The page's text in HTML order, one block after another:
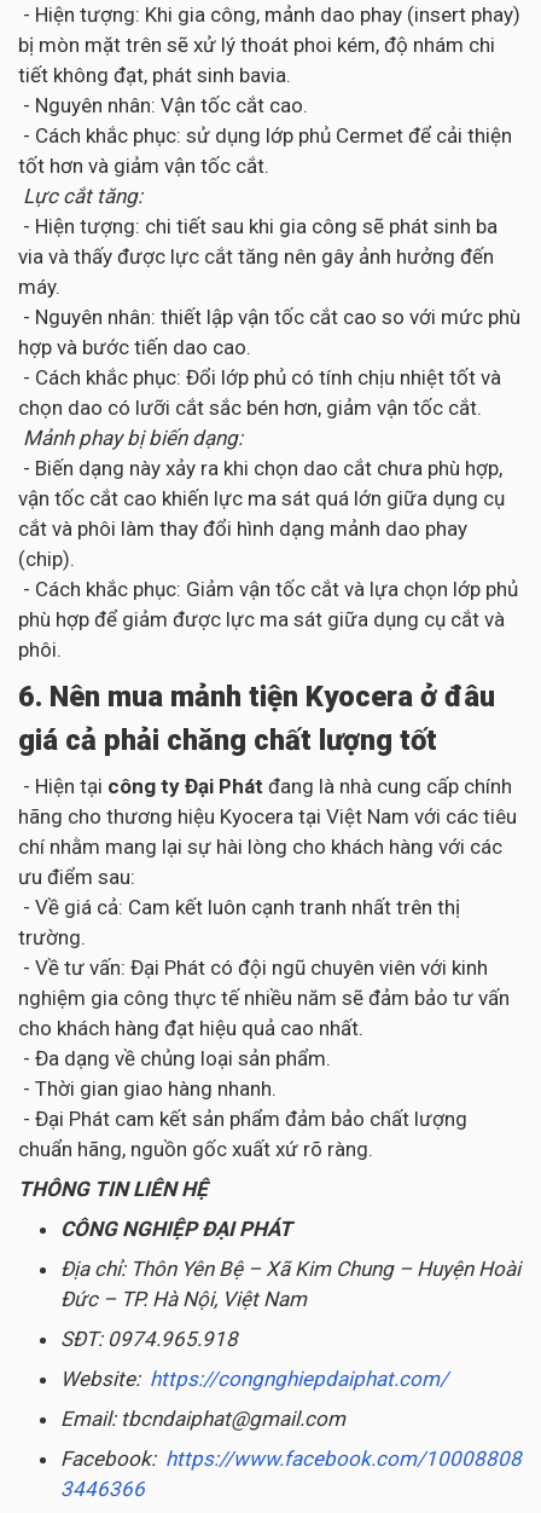
- Hiện tượng: Khi gia công, mảnh dao phay (insert phay)
bị mòn mặt trên sẽ xử lý thoát phoi kém, độ nhám chi
tiết không đạt, phát sinh bavia.
- Nguyên nhân: Vận tốc cắt cao.
- Cách khắc phục: sử dụng lớp phủ Cermet để cải thiện
tốt hơn và giảm vận tốc cắt.
Lực cắt tăng:
- Hiện tượng: chi tiết sau khi gia công sẽ phát sinh ba
via và thấy được lực cắt tăng nên gây ảnh hưởng đến
máy.
- Nguyên nhân: thiết lập vận tốc cắt cao so với mức phù
hợp và bước tiến dao cao.
- Cách khắc phục: Đổi lớp phủ có tính chịu nhiệt tốt và
chọn dao có lưỡi cắt sắc bén hơn, giảm vận tốc cắt.
Mảnh phay bị biến dạng:
- Biến dạng này xảy ra khi chọn dao cắt chưa phù hợp,
vận tốc cắt cao khiến lực ma sát quá lớn giữa dụng cụ
cắt và phôi làm thay đổi hình dạng mảnh dao phay
(chip).
- Cách khắc phục: Giảm vận tốc cắt và lựa chọn lớp phủ
phù hợp để giảm được lực ma sát giữa dụng cụ cắt và
phôi.
6. Nên mua mảnh tiện Kyocera ở đâu
giá cả phải chăng chất lượng tốt
- Hiện tại công ty Đại Phát đang là nhà cung cấp chính
hãng cho thương hiệu Kyocera tại Việt Nam với các tiêu
chí nhằm mang lại sự hài lòng cho khách hàng với các
ưu điểm sau:
- Về giá cả: Cam kết luôn cạnh tranh nhất trên thị
trường.
- Về tư vấn: Đại Phát có đội ngũ chuyên viên với kinh
nghiệm gia công thực tế nhiều năm sẽ đảm bảo tư vấn
cho khách hàng đạt hiệu quả cao nhất.
- Đa dạng về chủng loại sản phẩm.
- Thời gian giao hàng nhanh.
- Đại Phát cam kết sản phẩm đảm bảo chất lượng
chuẩn hãng, nguồn gốc xuất xứ rõ ràng.
THÔNG TIN LIÊN HỆ
CÔNG NGHIỆP ĐẠI PHÁT
Địa chỉ: Thôn Yên Bệ – Xã Kim Chung – Huyện Hoài
Đức – TP. Hà Nội, Việt Nam
SĐT: 0974.965.918
Website: https://congnghiepdaiphat.com/
Email: tbcndaiphat@gmail.com
Facebook: https://www.facebook.com/10008808
3446366